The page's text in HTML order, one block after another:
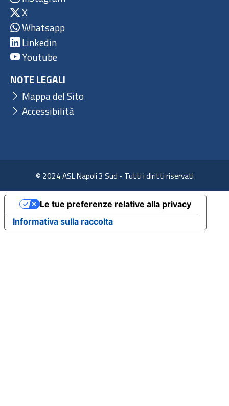
X
Whatsapp
Linkedin
Youtube
NOTE LEGALI
Mappa del Sito
Accessibilità
© 2024 ASL Napoli 3 Sud - Tutti i diritti riservati
Informativa sulla raccolta
Le tue preferenze relative alla privacy